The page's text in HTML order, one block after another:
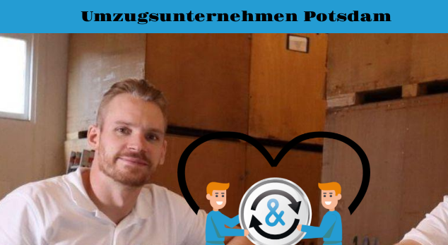
Umzugsunternehmen Potsdam